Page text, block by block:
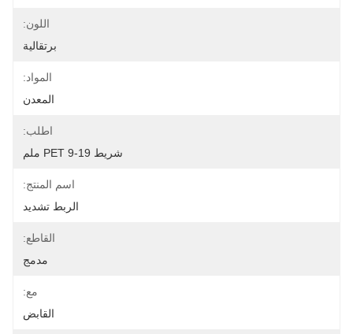
اللون:
برتقالية
المواد:
المعدن
اطلب:
شريط PET 9-19 ملم
اسم المنتج:
الربط تشديد
القاطع:
مدمج
مع:
القابض